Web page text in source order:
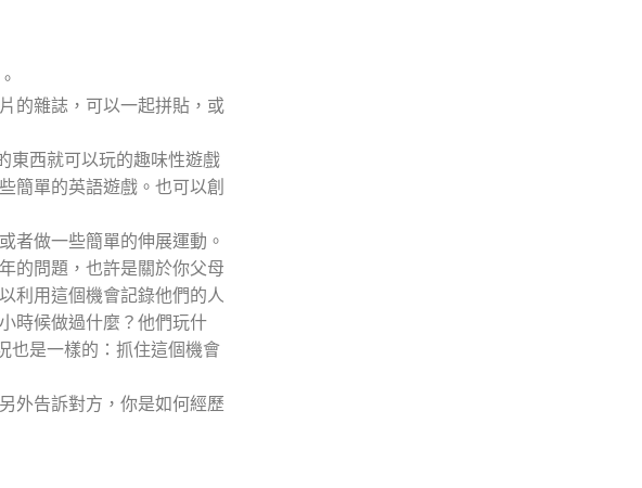
的雜誌，可以一起拼貼，或
東⻄就可以玩的趣味性遊戲
簡單的英語遊戲。也可以創
者做一些簡單的伸展運動。
的問題，也許是關於你父母
利用這個機會記錄他們的人
時候做過什麼？他們玩什
也是一樣的：抓住這個機會
外告訴對方，你是如何經歷